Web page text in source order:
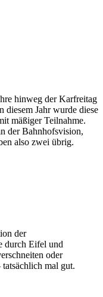
hinweg der Karfreitag
diesem Jahr wurde diese
mäßiger Teilnahme.
der Bahnhofsvision,
also zwei übrig.
der
durch Eifel und
oder
mal gut.